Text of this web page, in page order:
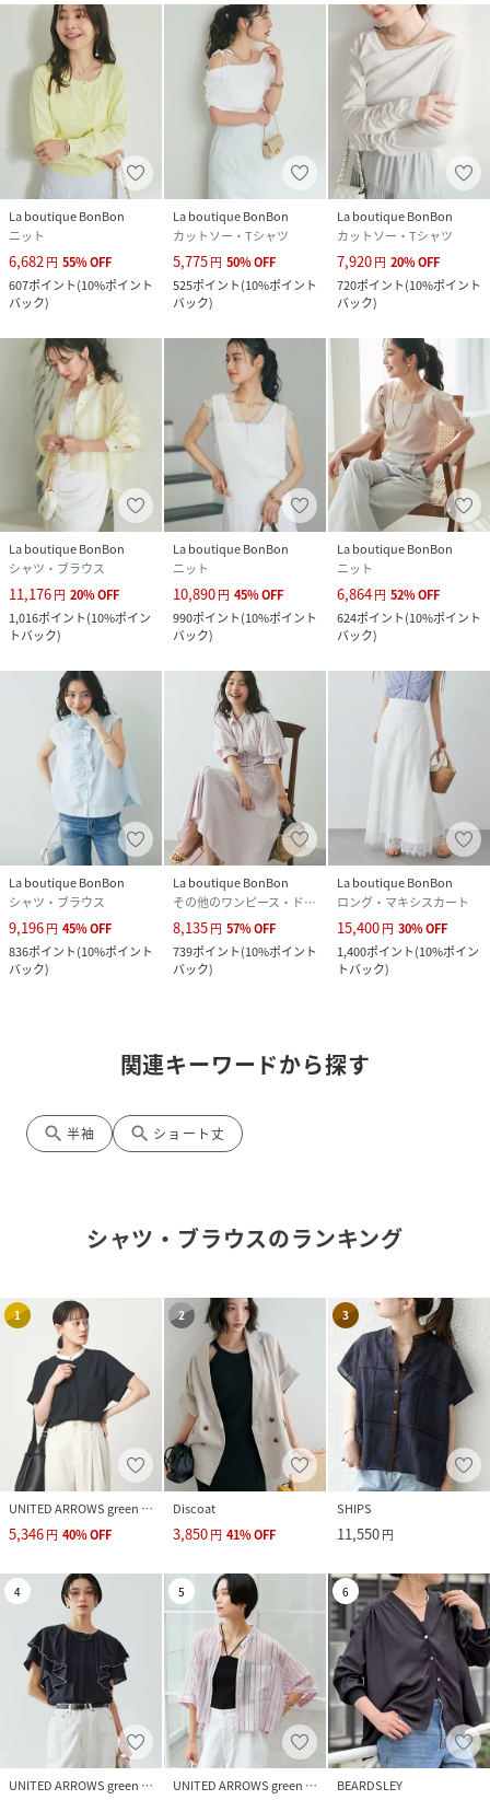
La boutique BonBon
ニット
6,682 円 55%OFF
607ポイント(10%ポイント
バック)
La boutique BonBon
カットソー・Tシャツ
5,775円 50%OFF
525ポイント(10%ポイント
バック)
La boutique BonBon
カットソー・Tシャツ
7,920円 20%OFF
720ポイント(10%ポイント
バック)
La boutique BonBon
シャツ・ブラウス
11,176円 20%OFF
1,016ポイント(10%ポイン
トバック)
La boutique BonBon
ニット
10,890円 45%OFF
990ポイント(10%ポイント
バック)
La boutique BonBon
ニット
6,864円 52%OFF
624ポイント(10%ポイント
バック)
La boutique BonBon
シャツ・ブラウス
9,196円 45%OFF
836ポイント(10%ポイント
バック)
La boutique BonBon
その他のワンピース・ドレス
8,135円 57%OFF
739ポイント(10%ポイント
バック)
La boutique BonBon
ロング・マキシスカート
15,400円 30%OFF
1,400ポイント(10%ポイン
トバック)
関連キーワードから探す
search 半袖 search ショート丈
シャツ・ブラウスのランキング
1
UNITED ARROWS green label relaxing
5,346円 40%OFF
2
Discoat
3,850円 41%OFF
3
SHIPS
11,550円
4
UNITED ARROWS green label relaxing
5
UNITED ARROWS green label relaxing
6
BEARDSLEY